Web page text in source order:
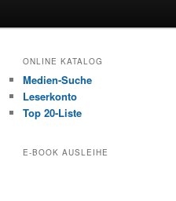
ONLINE KATALOG
Medien-Suche
Leserkonto
Top 20-Liste
E-BOOK AUSLEIHE